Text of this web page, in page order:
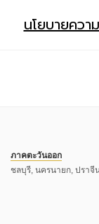
นโยบายควา
ภาคตะวันออก
ชลบุรี, นครนายก, ปราจี